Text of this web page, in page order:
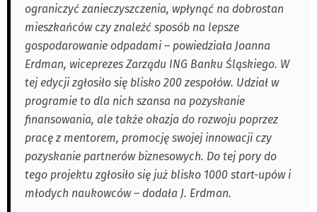
ograniczyć zanieczyszczenia, wpłynąć na dobrostan
mieszkańców czy znaleźć sposób na lepsze
gospodarowanie odpadami – powiedziała Joanna
Erdman, wiceprezes Zarządu ING Banku Śląskiego. W
tej edycji zgłosiło się blisko 200 zespołów. Udział w
programie to dla nich szansa na pozyskanie
finansowania, ale także okazja do rozwoju poprzez
pracę z mentorem, promocję swojej innowacji czy
pozyskanie partnerów biznesowych. Do tej pory do
tego projektu zgłosiło się już blisko 1000 start-upów i
młodych naukowców – dodała J. Erdman.